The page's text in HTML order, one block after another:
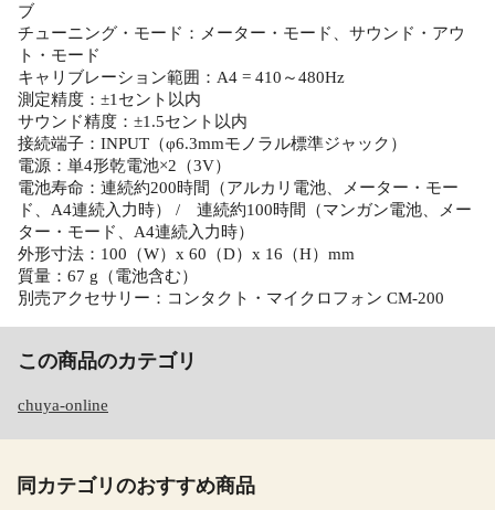
ブ
チューニング・モード：メーター・モード、サウンド・アウ
ト・モード
キャリブレーション範囲：A4 = 410～480Hz
測定精度：±1セント以内
サウンド精度：±1.5セント以内
接続端子：INPUT（φ6.3mmモノラル標準ジャック）
電源：単4形乾電池×2（3V）
電池寿命：連続約200時間（アルカリ電池、メーター・モー
ド、A4連続入力時） / 連続約100時間（マンガン電池、メー
ター・モード、A4連続入力時）
外形寸法：100（W）x 60（D）x 16（H）mm
質量：67 g（電池含む）
別売アクセサリー：コンタクト・マイクロフォン CM-200
この商品のカテゴリ
chuya-online
同カテゴリのおすすめ商品